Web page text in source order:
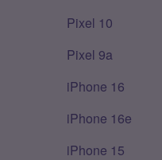
Pixel 10
Pixel 9a
iPhone 16
iPhone 16e
iPhone 15